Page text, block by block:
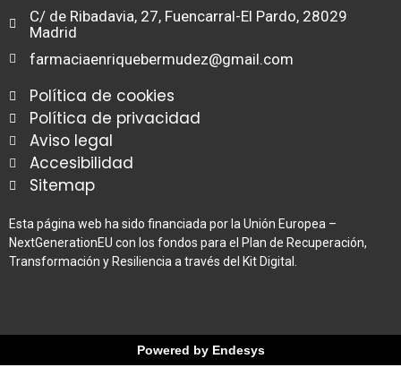
C/ de Ribadavia, 27, Fuencarral-El Pardo, 28029
Madrid
farmaciaenriquebermudez@gmail.com
Política de cookies
Política de privacidad
Aviso legal
Accesibilidad
Sitemap
Esta página web ha sido financiada por la Unión Europea –
NextGenerationEU con los fondos para el Plan de Recuperación,
Transformación y Resiliencia a través del Kit Digital.
Powered by Endesys